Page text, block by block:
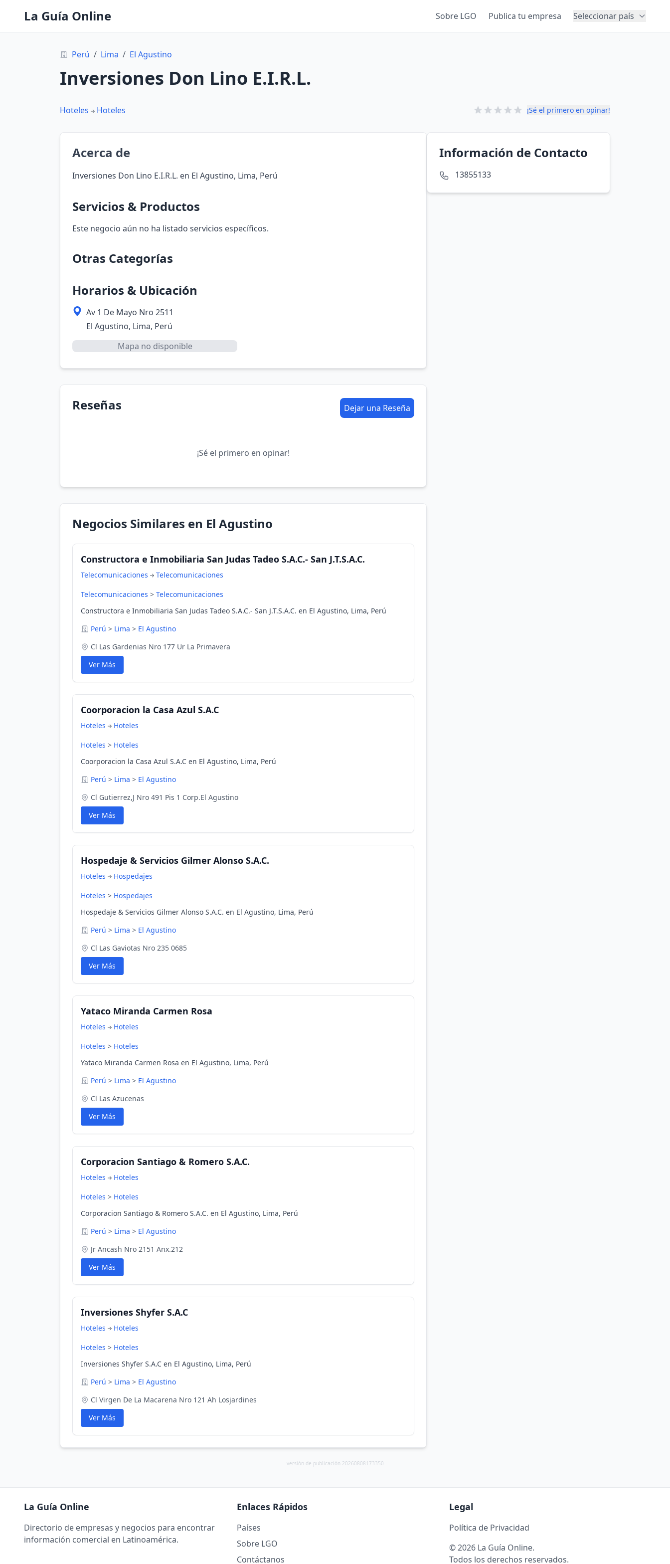
La Guía Online Sobre LGO Publica tu empresa Seleccionar país
Perú / Lima / El Agustino
Inversiones Don Lino E.I.R.L.
Hoteles Hoteles ¡Sé el primero en opinar!
Acerca de
Inversiones Don Lino E.I.R.L. en El Agustino, Lima, Perú
Servicios & Productos
Este negocio aún no ha listado servicios específicos.
Otras Categorías
Horarios & Ubicación
Av 1 De Mayo Nro 2511
El Agustino, Lima, Perú
Mapa no disponible
Reseñas Dejar una Reseña
¡Sé el primero en opinar!
Negocios Similares en El Agustino
Constructora e Inmobiliaria San Judas Tadeo S.A.C.- San J.T.S.A.C.
Telecomunicaciones Telecomunicaciones
Telecomunicaciones > Telecomunicaciones
Constructora e Inmobiliaria San Judas Tadeo S.A.C.- San J.T.S.A.C. en El Agustino, Lima, Perú
Perú > Lima > El Agustino
Cl Las Gardenias Nro 177 Ur La Primavera
Ver Más
Coorporacion la Casa Azul S.A.C
Hoteles Hoteles
Hoteles > Hoteles
Coorporacion la Casa Azul S.A.C en El Agustino, Lima, Perú
Perú > Lima > El Agustino
Cl Gutierrez,J Nro 491 Pis 1 Corp.El Agustino
Ver Más
Hospedaje & Servicios Gilmer Alonso S.A.C.
Hoteles Hospedajes
Hoteles > Hospedajes
Hospedaje & Servicios Gilmer Alonso S.A.C. en El Agustino, Lima, Perú
Perú > Lima > El Agustino
Cl Las Gaviotas Nro 235 0685
Ver Más
Yataco Miranda Carmen Rosa
Hoteles Hoteles
Hoteles > Hoteles
Yataco Miranda Carmen Rosa en El Agustino, Lima, Perú
Perú > Lima > El Agustino
Cl Las Azucenas
Ver Más
Corporacion Santiago & Romero S.A.C.
Hoteles Hoteles
Hoteles > Hoteles
Corporacion Santiago & Romero S.A.C. en El Agustino, Lima, Perú
Perú > Lima > El Agustino
Jr Ancash Nro 2151 Anx.212
Ver Más
Inversiones Shyfer S.A.C
Hoteles Hoteles
Hoteles > Hoteles
Inversiones Shyfer S.A.C en El Agustino, Lima, Perú
Perú > Lima > El Agustino
Cl Virgen De La Macarena Nro 121 Ah Losjardines
Ver Más
Información de Contacto
13855133
versión de publicación 20260808173350
La Guía Online
Directorio de empresas y negocios para encontrar
información comercial en Latinoamérica.
Enlaces Rápidos
Países
Sobre LGO
Contáctanos
Legal
Política de Privacidad
© 2026 La Guía Online.
Todos los derechos reservados.